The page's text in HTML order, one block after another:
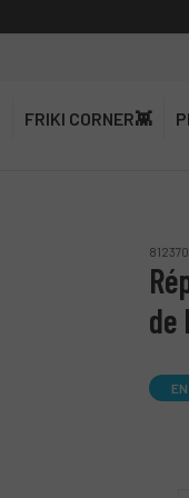
FRIKI CORNER👾
de